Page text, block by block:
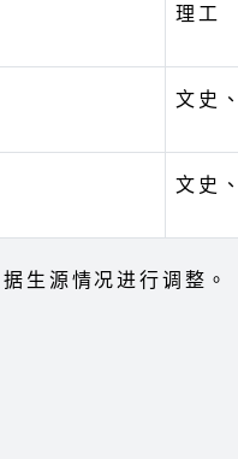
理工
文史
文史
生源情况进行调整。